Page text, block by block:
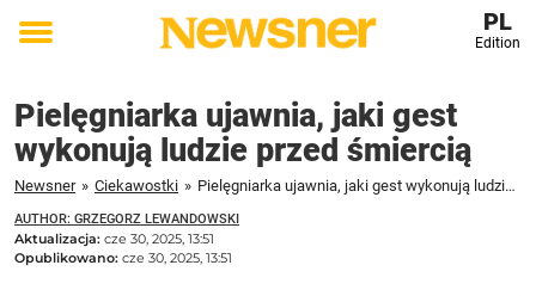
Toggle
PL
Edition
Pielęgniarka ujawnia, jaki gest
wykonują ludzie przed śmiercią
Newsner » Ciekawostki » Pielęgniarka ujawnia, jaki gest wykonują ludzie przed śmiercią
AUTHOR: GRZEGORZ LEWANDOWSKI
Aktualizacja: cze 30, 2025, 13:51
Opublikowano: cze 30, 2025, 13:51